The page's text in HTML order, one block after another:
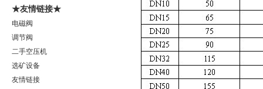
★友情链接★
电磁阀
调节阀
二手空压机
选矿设备
友情链接